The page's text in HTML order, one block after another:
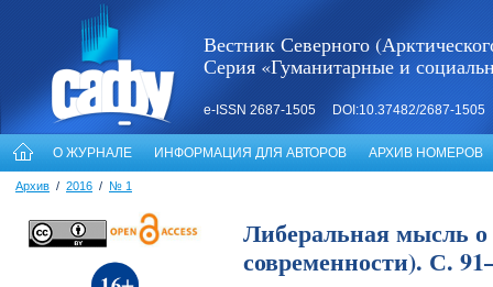
Вестник Северного
Серия «Гуманитарные и
e-ISSN 2687-1505 DOI:10.37482/2687-1505
О ЖУРНАЛЕ ИНФОРМАЦИЯ ДЛЯ АВТОРОВ АРХИВ НОМЕРОВ
Архив / 2016 / № 1
Либеральная мысль о
современности). С.